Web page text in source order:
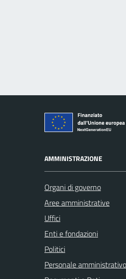
AMMINISTRAZIONE
Organi di governo
Aree amministrative
Uffici
Enti e fondazioni
Politici
Personale amministrativo